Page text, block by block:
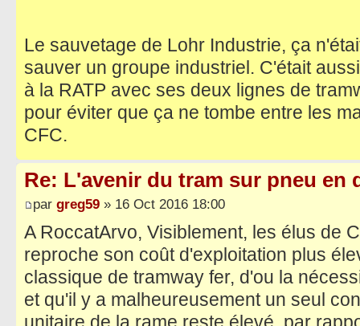
Le sauvetage de Lohr Industrie, ça
sauver un groupe industriel. C'était
à la RATP avec ses deux lignes de
pour éviter que ça ne tombe entre les
CFC.
Re: L'avenir du tram sur pneu en
par greg59 » 16 Oct 2016 18:00
A RoccatArvo, Visiblement, les élus de
reproche son coût d'exploitation plus
classique de tramway fer, d'ou la
et qu'il y a malheureusement un seul
unitaire de la rame reste élevé, par